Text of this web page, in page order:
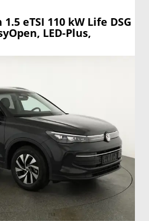
1.5 eTSI 110 kW Life DSG
LED-Plus,